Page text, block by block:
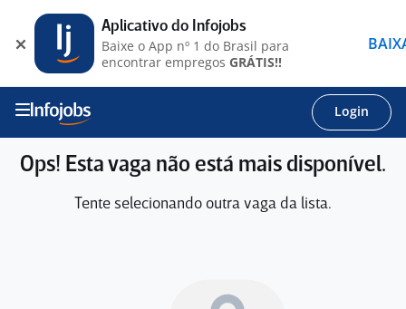
Login
Ops! Esta vaga não está mais disponível.
Tente selecionando outra vaga da lista.
Aplicativo do Infojobs
Baixe o App nº 1 do Brasil para
encontrar empregos GRÁTIS!!